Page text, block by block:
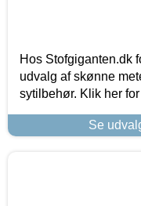
Hos Stofgiganten.dk
udvalg af skønne
sytilbehør. Klik her
Se